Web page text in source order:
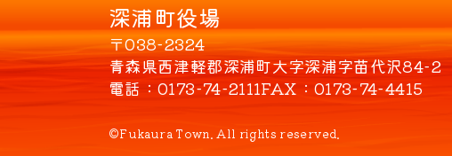
深浦町役場
〒038-2324
青森県西津軽郡深浦町大字深浦字苗代沢84-2
電話
0173-74-2111FAX 0173-74-4415
©Fukaura Town. All rights reserved.